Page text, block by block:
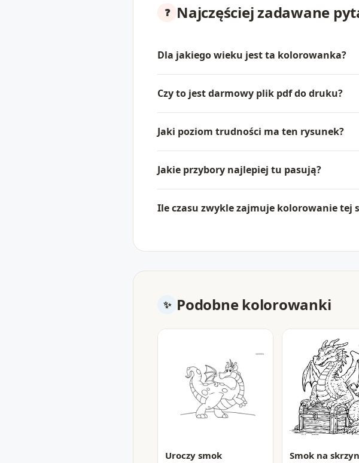
Najczęściej zadawane
Dla jakiego wieku jest ta kolorowanka?
Czy to jest darmowy plik pdf do druku?
Jaki poziom trudności ma ten rysunek?
Jakie przybory najlepiej tu pasują?
Ile czasu zwykle zajmuje kolorowanie tej
Podobne kolorowanki
Uroczy smok Smok na